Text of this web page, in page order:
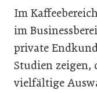
Im
im
private
Studien zeigen,
vielfältige